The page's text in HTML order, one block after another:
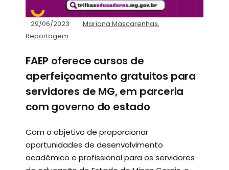
29/06/2023 Mariana Mascarenhas,
Reportagem
FAEP oferece cursos de
aperfeiçoamento gratuitos para
servidores de MG, em parceria
com governo do estado
Com o objetivo de proporcionar
oportunidades de desenvolvimento
acadêmico e profissional para os servidores